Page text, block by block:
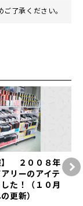
了承ください。
】 ２００８年
リーのアイテ
た！（１０月
更新）